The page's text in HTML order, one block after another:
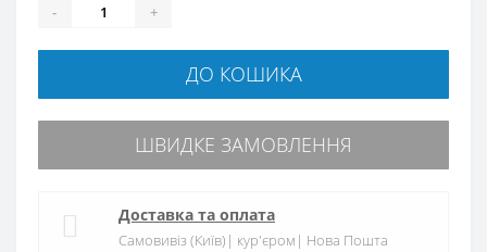
- +
ДО КОШИКА
ШВИДКЕ ЗАМОВЛЕННЯ
Доставка та оплата
Самовивіз (Київ)| кур'єром| Нова Пошта